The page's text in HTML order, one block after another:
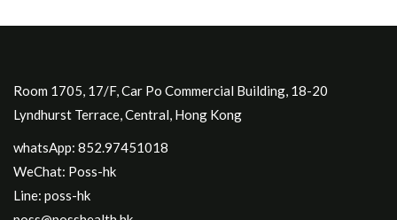
Room 1705, 17/F, Car Po Commercial Building, 18-20
Lyndhurst Terrace, Central, Hong Kong
whatsApp: 852.97451018
WeChat: Poss-hk
Line: poss-hk